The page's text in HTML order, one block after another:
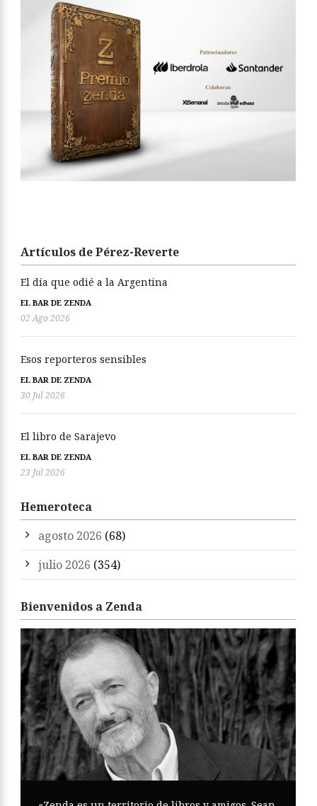
Artículos de Pérez-Reverte
El día que odié a la Argentina
EL BAR DE ZENDA
02 Ago 2026
Esos reporteros sensibles
EL BAR DE ZENDA
30 Jul 2026
El libro de Sarajevo
EL BAR DE ZENDA
23 Jul 2026
Hemeroteca
agosto 2026 (68)
julio 2026 (354)
Bienvenidos a Zenda